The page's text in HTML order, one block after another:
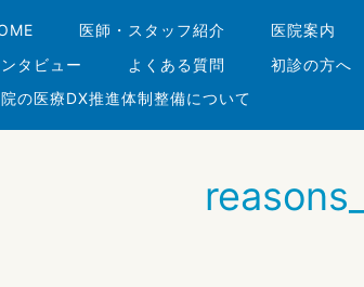
医師・スタッフ紹介 医院案内
タビュー
よくある質問 初診の方へ
の医療DX推進体制整備について